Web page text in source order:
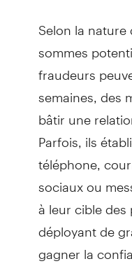
Selon la
sommes
fraudeurs
semaines, des
bâtir une
Parfois, ils
téléphone,
sociaux ou
à leur cible
déployant de
gagner la